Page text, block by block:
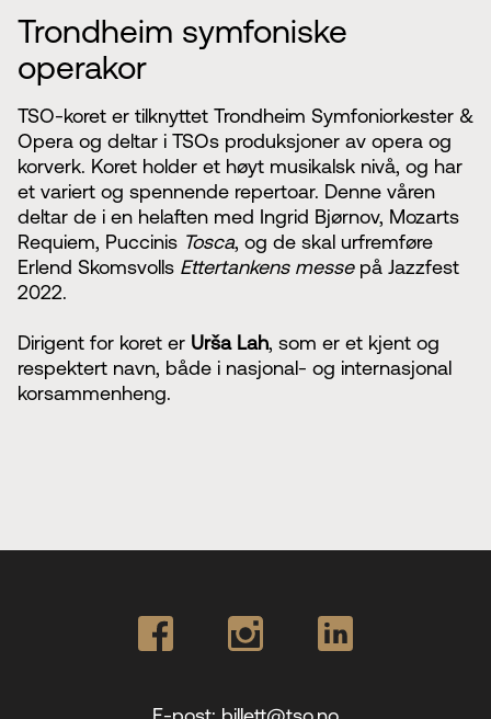
Trondheim symfoniske
operakor
TSO-koret er tilknyttet Trondheim Symfoniorkester &
Opera og deltar i TSOs produksjoner av opera og
korverk. Koret holder et høyt musikalsk nivå, og har
et variert og spennende repertoar. Denne våren
deltar de i en helaften med Ingrid Bjørnov, Mozarts
Requiem, Puccinis Tosca, og de skal urfremføre
Erlend Skomsvolls Ettertankens messepå Jazzfest
2022.
Dirigent for koret er Urša Lah, som er et kjent og
respektert navn, både i nasjonal- og internasjonal
korsammenheng.